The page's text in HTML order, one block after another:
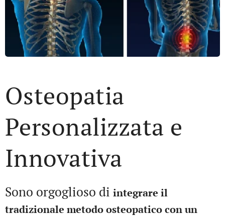
Osteopatia
Personalizzata e
Innovativa
Sono orgoglioso di integrare il
tradizionale metodo osteopatico con un